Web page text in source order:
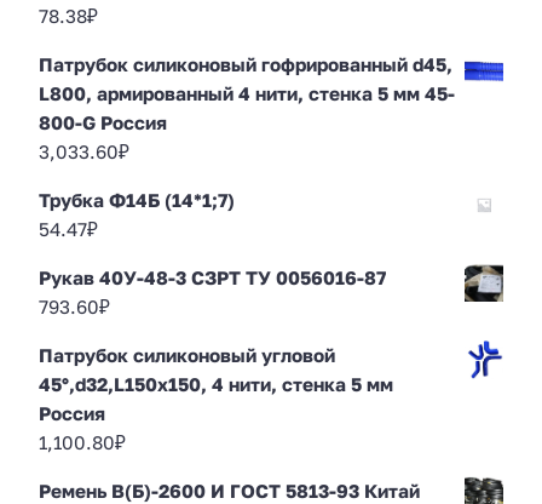
78.38₽
Патрубок силиконовый гофрированный d45,
L800, армированный 4 нити, стенка 5 мм 45-
800-G Россия
3,033.60₽
Трубка Ф14Б (14*1;7)
54.47₽
Рукав 40У-48-3 СЗРТ ТУ 0056016-87
793.60₽
Патрубок силиконовый угловой
45°,d32,L150x150, 4 нити, стенка 5 мм
Россия
1,100.80₽
Ремень В(Б)-2600 И ГОСТ 5813-93 Китай